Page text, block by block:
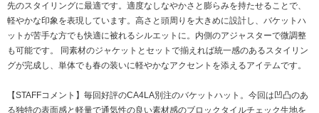
先のスタイリングに最適です。適度なしなやかさと膨らみを持たせることで、
軽やかな印象を表現しています。高さと頭周りを大きめに設計し、バケットハ
ットが苦手な方でも快適に被れるシルエットに。内側のアジャスターで微調整
も可能です。 同素材のジャケットとセットで揃えれば統一感のあるスタイリン
グが完成し、単体でも春の装いに軽やかなアクセントを添えるアイテムです。
【STAFFコメント】毎回好評のCA4LA別注のバケットハット。今回は凹凸のあ
る独特の表面感と軽量で通気性の良い素材感のブロックタイルチェック生地を